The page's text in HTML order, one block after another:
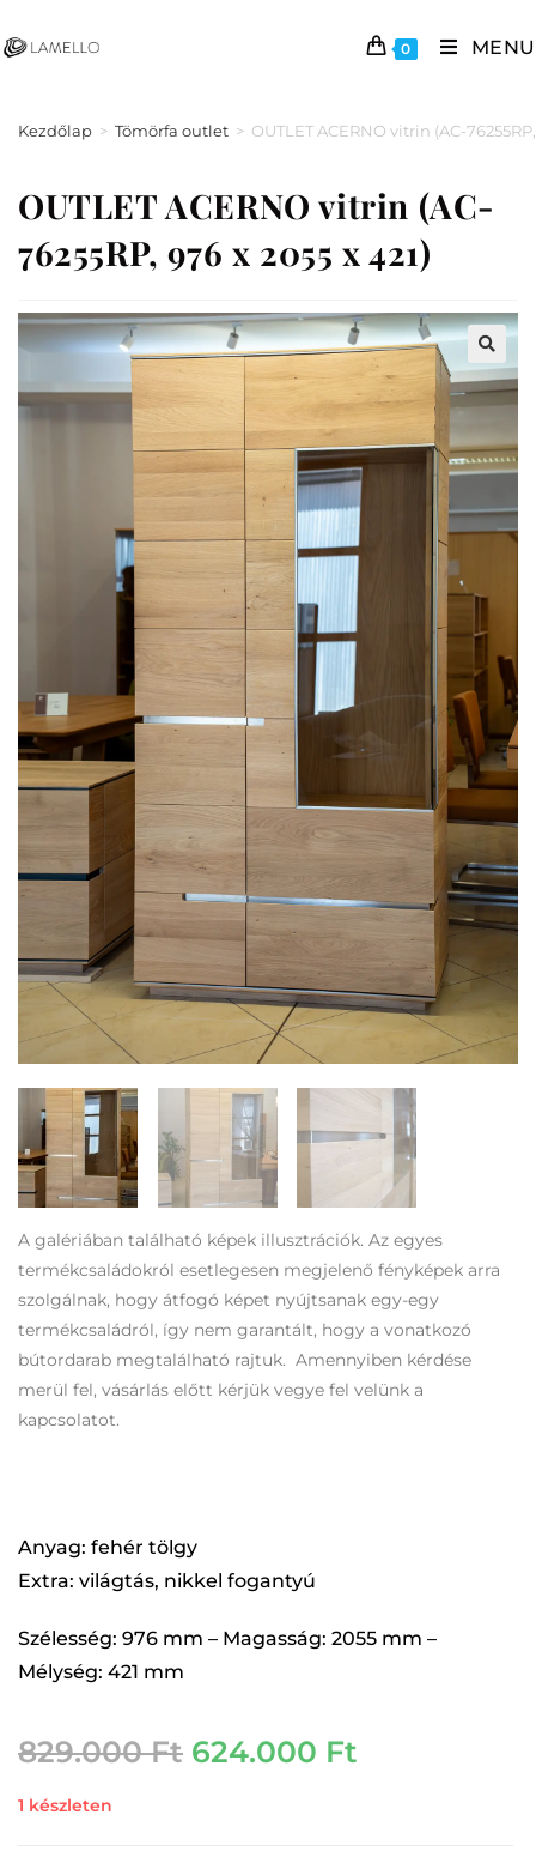
0 MENU
Kezdőlap > Tömörfa outlet > OUTLET ACERNO vitrin (AC-
OUTLET ACERNO vitrin (AC-
76255RP, 976 x 2055 x 421)
A galériában található képek illusztrációk. Az egyes
termékcsaládokról esetlegesen megjelenő fényképek arra
szolgálnak, hogy átfogó képet nyújtsanak egy-egy
termékcsaládról, így nem garantált, hogy a vonatkozó
bútordarab megtalálható rajtuk. Amennyiben kérdése
merül fel, vásárlás előtt kérjük vegye fel velünk a
kapcsolatot.
Anyag: fehér tölgy
Extra: világtás, nikkel fogantyú
Szélesség: 976 mm – Magasság: 2055 mm –
Mélység: 421 mm
829.000Ft 624.000 Ft
1 készleten